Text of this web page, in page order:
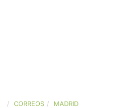
CORREOS MADRID